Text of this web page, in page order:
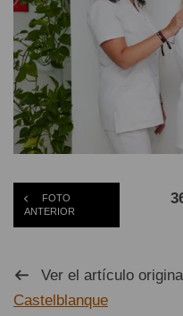
FOTO
ANTERIOR
Ver el artículo
Castelblanque